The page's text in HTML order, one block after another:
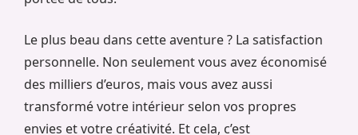
Le plus beau dans cette aventure ? La satisfaction
personnelle. Non seulement vous avez économisé
des milliers d’euros, mais vous avez aussi
transformé votre intérieur selon vos propres
envies et votre créativité. Et cela, c’est